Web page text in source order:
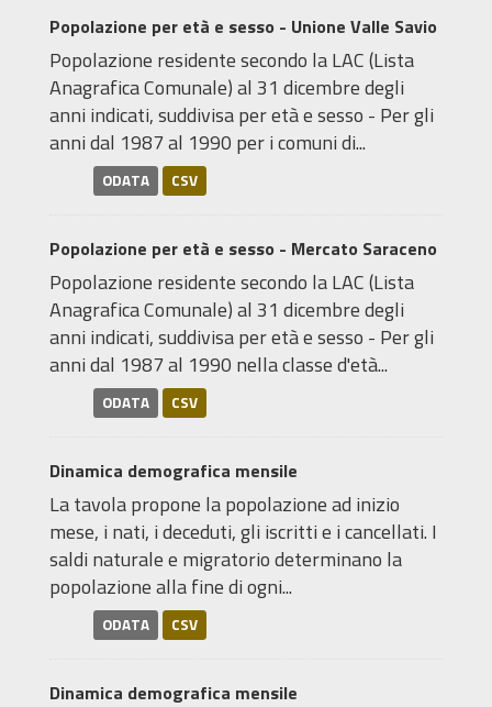
Popolazione per età e sesso - Unione Valle Savio
Popolazione residente secondo la LAC (Lista
Anagrafica Comunale) al 31 dicembre degli
anni indicati, suddivisa per età e sesso - Per gli
anni dal 1987 al 1990 per i comuni di...
ODATA CSV
Popolazione per età e sesso - Mercato Saraceno
Popolazione residente secondo la LAC (Lista
Anagrafica Comunale) al 31 dicembre degli
anni indicati, suddivisa per età e sesso - Per gli
anni dal 1987 al 1990 nella classe d'età...
ODATA CSV
Dinamica demografica mensile
La tavola propone la popolazione ad inizio
mese, i nati, i deceduti, gli iscritti e i cancellati. I
saldi naturale e migratorio determinano la
popolazione alla fine di ogni...
ODATA CSV
Dinamica demografica mensile